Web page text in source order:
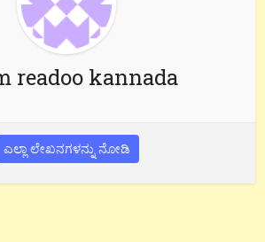
readoo kannada
ಎಲ್ಲಾ ಲೇಖನಗಳನ್ನು ನೋಡಿ